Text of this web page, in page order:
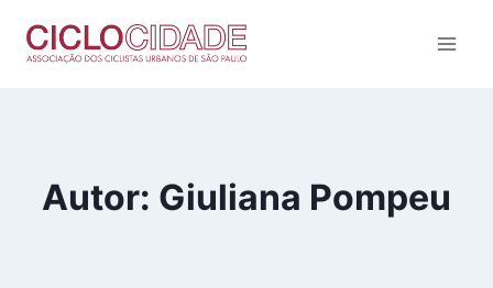
para
Autor: Giuliana Pompeu